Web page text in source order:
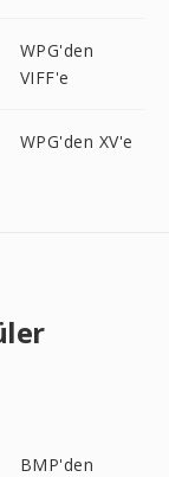
WPG'den
VIFF'e
WPG'den XV'e
BMP'den